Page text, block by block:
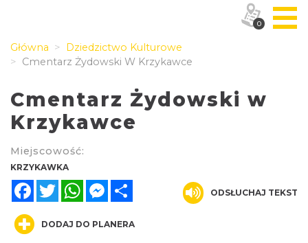
Główna
Dziedzictwo Kulturowe
Cmentarz Żydowski W Krzykawce
Cmentarz Żydowski w
Krzykawce
Miejscowość:
KRZYKAWKA
FacebookTwitterWhatsAppMessenger
ODSŁUCHAJ TEKST
DODAJ DO PLANERA
0